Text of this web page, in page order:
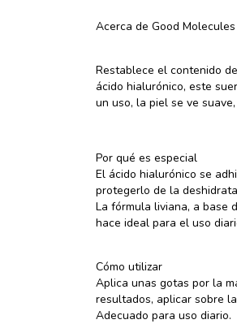
Acerca de Good
Restablece el contenido
ácido hialurónico, este
un uso, la piel se ve
Por qué es especial
El ácido hialurónico se
protegerlo de la
La fórmula liviana, a base
hace ideal para el uso
Cómo utilizar
Aplica unas gotas por la
resultados, aplicar sobre
Adecuado para uso diario.